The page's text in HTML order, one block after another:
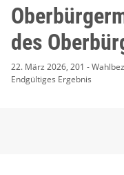
des
22. März 2026, 201 -
Endgültiges Ergebnis